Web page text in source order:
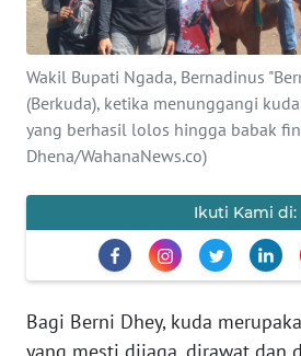
Wakil Bupati Ngada, Bernadinus
(Berkuda), ketika menunggangi
yang berhasil lolos hingga babak
Dhena/WahanaNews.co)
Ikuti Kami di:
Bagi Berni Dhey, kuda
INDEKS
BERITA
KONTAK
KAMI
INFO
TENTANG